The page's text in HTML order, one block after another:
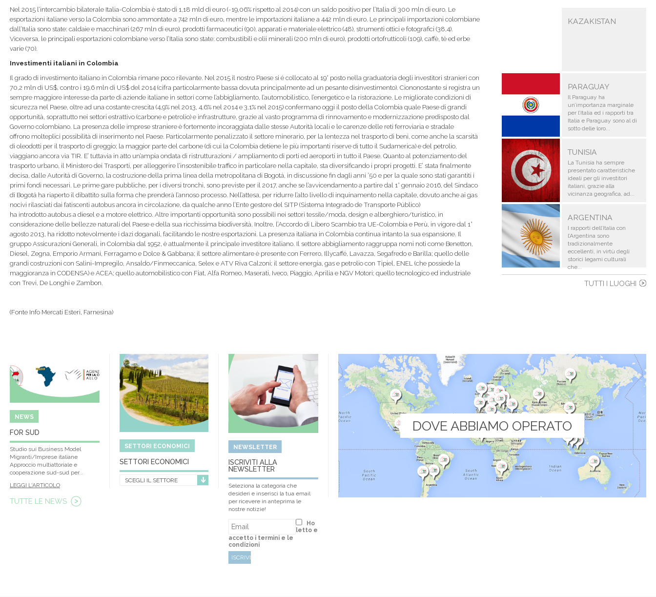
Nel 2015 l’intercambio bilaterale Italia-Colombia è stato di 1,18 mld di euro (-19,06% rispetto al 2014) con un saldo positivo per l’Italia di 300 mln di euro. Le
esportazioni italiane verso la Colombia sono ammontate a 742 mln di euro, mentre le importazioni italiane a 442 mln di euro. Le principali importazioni colombiane
dall’Italia sono state: caldaie e macchinari (267 mln di euro), prodotti farmaceutici (90), apparati e materiale elettrico (48), strumenti ottici e fotografici (38,4).
Viceversa, le principali esportazioni colombiane verso l’Italia sono state: combustibili e olii minerali (200 mln di euro), prodotti ortofrutticoli (109), caffè, tè ed erbe
varie (70).
Investimenti italiani in Colombia
Il grado di investimento italiano in Colombia rimane poco rilevante. Nel 2015 il nostro Paese si é collocato al 19° posto nella graduatoria degli investitori stranieri con
70,2 mln di US$, contro i 19,6 mln di US$ del 2014 (cifra particolarmente bassa dovuta principalmente ad un pesante disinvestimento). Ciononostante si registra un
sempre maggiore interesse da parte di aziende italiane in settori come l’abbigliamento, l’automobilistico, l’energetico e la ristorazione. Le migliorate condizioni di
sicurezza nel Paese, oltre ad una costante crescita (4,9% nel 2013, 4,6% nel 2014 e 3,1% nel 2015) confermano oggi il posto della Colombia quale Paese di grandi
opportunità, soprattutto nei settori estrattivo (carbone e petrolio) e infrastrutture, grazie al vasto programma di rinnovamento e modernizzazione predisposto dal
Governo colombiano. La presenza delle imprese straniere è fortemente incoraggiata dalle stesse Autorità locali e le carenze delle reti ferroviaria e stradale
offrono molteplici possibilità di inserimento nel Paese. Particolarmente penalizzato il settore minerario, per la lentezza nel trasporto di beni, come anche la scarsità
di oleodotti per il trasporto di greggio; la maggior parte del carbone (di cui la Colombia detiene le più importanti riserve di tutto il Sudamerica) e del petrolio,
viaggiano ancora via TIR. E’ tuttavia in atto un’ampia ondata di ristrutturazioni / ampliamento di porti ed aeroporti in tutto il Paese. Quanto al potenziamento del
trasporto urbano, il Ministero dei Trasporti, per alleggerire l’insostenibile traffico in particolare nella capitale, sta diversificando i propri progetti. E’ stata finalmente
decisa, dalle Autoritá di Governo, la costruzione della prima linea della metropolitana di Bogotá, in discussione fin dagli anni ’50 e per la quale sono stati garantiti i
primi fondi necessari. Le prime gare pubbliche, per i diversi tronchi, sono previste per il 2017, anche se l’avvicendamento a partire dal 1° gennaio 2016, del Sindaco
di Bogotá ha riaperto il dibattito sulla forma che prenderà l’annoso processo. Nell’attesa, per ridurre l’alto livello di inquinamento nella capitale, dovuto anche ai gas
nocivi rilasciati dai fatiscenti autobus ancora in circolazione, da qualche anno l’Ente gestore del SITP (Sistema Integrado de Transporte Público)
ha introdotto autobus a diesel e a motore elettrico. Altre importanti opportunità sono possibili nei settori tessile/moda, design e alberghiero/turistico, in
considerazione delle bellezze naturali del Paese e della sua ricchissima biodiversità. Inoltre, l’Accordo di Libero Scambio tra UE-Colombia e Perù, in vigore dal 1°
agosto 2013, ha ridotto notevolmente i dazi doganali, facilitando le nostre esportazioni. La presenza italiana in Colombia continua intanto la sua espansione. Il
gruppo Assicurazioni Generali, in Colombia dal 1952, è attualmente il principale investitore italiano. Il settore abbigliamento raggruppa nomi noti come Benetton,
Diesel, Zegna, Emporio Armani, Ferragamo e Dolce & Gabbana; il settore alimentare è presente con Ferrero, Illycaffé, Lavazza, Segafredo e Barilla; quello delle
grandi costruzioni con Salini-Impregilo, Ansaldo/Finmeccanica, Selex e ATV Riva Calzoni; il settore energia, gas e petrolio con Tipiel, ENEL (che possiede la
maggioranza in CODENSA) e ACEA; quello automobilistico con Fiat, Alfa Romeo, Maserati, Iveco, Piaggio, Aprilia e NGV Motori; quello tecnologico ed industriale
con Trevi, De Longhi e Zambon.
(Fonte Info Mercati Esteri, Farnesina)
KAZAKISTAN
PARAGUAY
Il Paraguay ha
un’importanza marginale
per l’Italia ed i rapporti tra
Italia e Paraguay sono al di
sotto delle loro...
TUNISIA
La Tunisia ha sempre
presentato caratteristiche
ideali per gli investitori
italiani, grazie alla
vicinanza geografica, ad...
ARGENTINA
I rapporti dell’Italia con
l’Argentina sono
tradizionalmente
eccellenti, in virtù degli
storici legami culturali
che...
TUTTI I LUOGHI
NEWS
FOR SUD
Studio sui Business Model
Migranti/Imprese italiane
Approccio multiattoriale e
cooperazione sud-sud per...
LEGGI L'ARTICOLO
TUTTE LE NEWS
SETTORI ECONOMICI
SETTORI ECONOMICI
SCEGLI IL SETTORE
NEWSLETTER
ISCRIVITI ALLA
NEWSLETTER
Seleziona la categoria che
desideri e inserisci la tua email
per ricevere in anteprima le
nostre notizie!
Ho
letto e
accetto i termini e le
condizioni
DOVE ABBIAMO OPERATO